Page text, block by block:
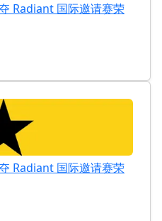
Radiant 国际邀请赛荣
Radiant 国际邀请赛荣